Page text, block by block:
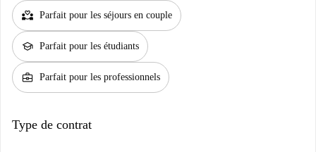
partner_heart Parfait pour les séjours en couple
school Parfait pour les étudiants
business_center Parfait pour les professionnels
Type de contrat